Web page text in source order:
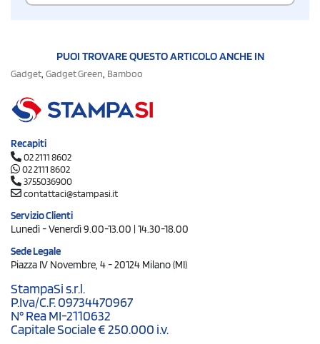
PUOI TROVARE QUESTO ARTICOLO ANCHE IN
Gadget, Gadget Green, Bamboo
Recapiti
02 2111 8602
02 2111 8602
3755036900
contattaci@stampasi.it
Servizio Clienti
Lunedì - Venerdì 9.00-13.00 | 14.30-18.00
Sede Legale
Piazza IV Novembre, 4 - 20124 Milano (MI)
StampaSi s.r.l.
P.Iva/C.F. 09734470967
N° Rea MI-2110632
Capitale Sociale € 250.000 i.v.